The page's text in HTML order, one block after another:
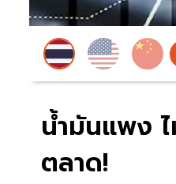
น้ำมันแพง
ตลาด!